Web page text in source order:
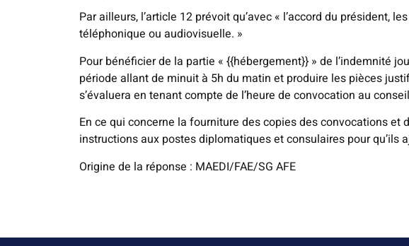
Par ailleurs, l’article 12 prévoit qu’avec « l’accord du président,
téléphonique ou audiovisuelle. »
Pour bénéficier de la partie « {{hébergement}} » de l’indemnité
période allant de minuit à 5h du matin et produire les pièces
s’évaluera en tenant compte de l’heure de convocation au
En ce qui concerne la fourniture des copies des convocations et
instructions aux postes diplomatiques et consulaires pour
Origine de la réponse : MAEDI/FAE/SG AFE